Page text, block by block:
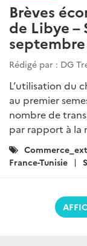
Brèves
de Libye –
Rédigé par : DG
L’utilisation du
au premier
nombre de
par rapport à la
Catégories
:
France-Tunisie